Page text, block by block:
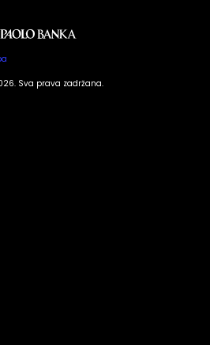
Sva prava zadržana.